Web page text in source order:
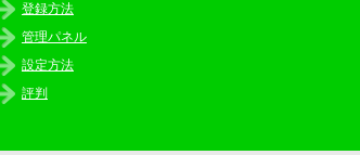
登録方法
管理パネル
設定方法
評判